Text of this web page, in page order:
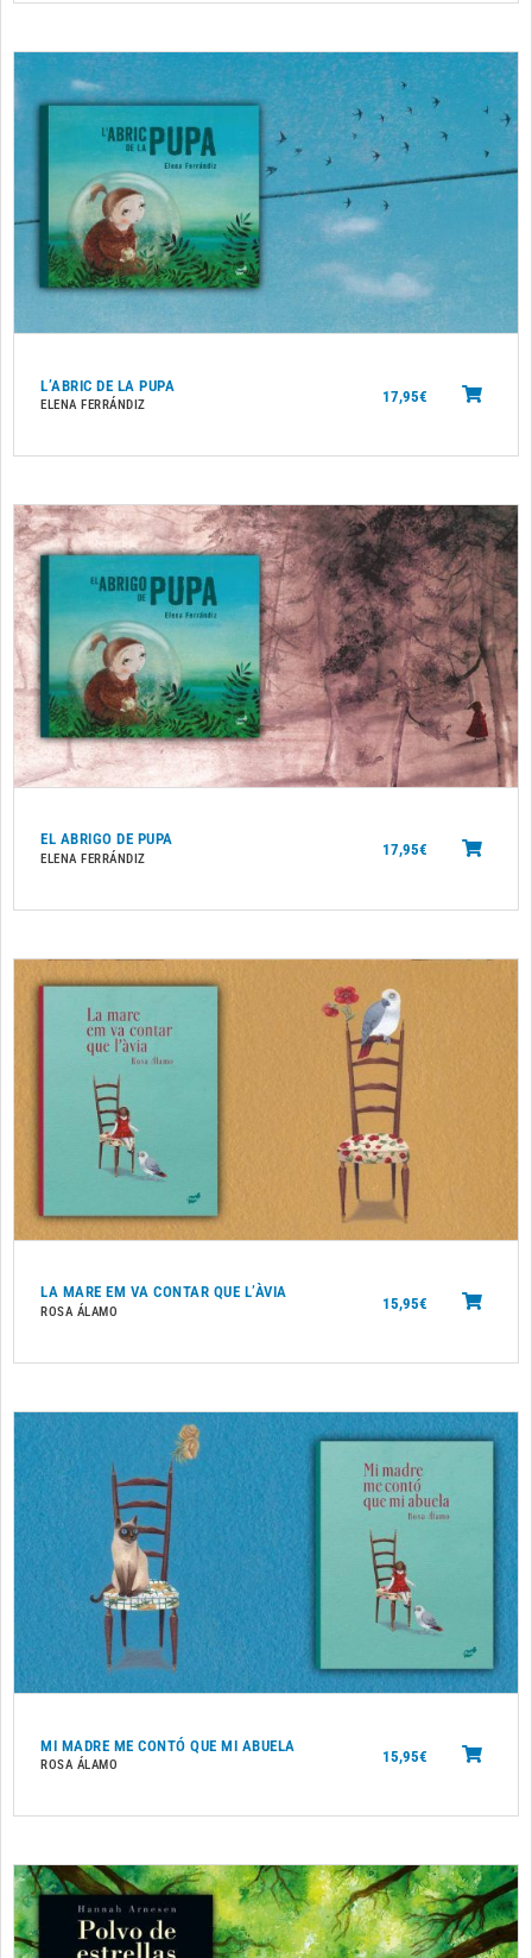
L’ABRIC DE LA PUPA
ELENA FERRÁNDIZ 17,95€
EL ABRIGO DE PUPA
ELENA FERRÁNDIZ 17,95€
LA MARE EM VA CONTAR QUE L’ÀVIA
ROSA ÁLAMO 15,95€
MI MADRE ME CONTÓ QUE MI ABUELA
ROSA ÁLAMO 15,95€